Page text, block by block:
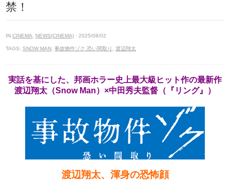
禁！
INCINEMA NEWS(CINEMA) · 2025/08/02
TAGS:SNOW MAN ,事故物件ゾク 恐い間取り ,渡辺翔太
実話を基にした、邦画ホラー史上最大級ヒット作の最新作
渡辺翔太（Snow Man）×中田秀夫監督（『リング』）
渡辺翔太、渾身の恐怖顔